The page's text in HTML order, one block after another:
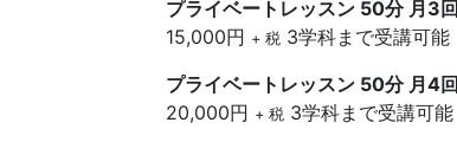
プライベートレッスン 50分 月3回
15,000円 + 税 3学科まで受講可能
プライベートレッスン 50分 月4回
20,000円 + 税 3学科まで受講可能